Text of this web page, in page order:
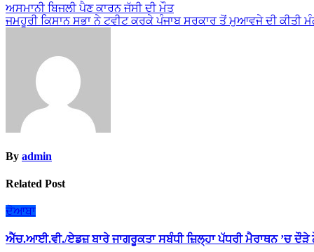
Post
navigation
ਅਸਮਾਨੀ ਬਿਜਲੀ ਪੈਣ ਕਾਰਨ ਜੱਸੀ ਦੀ ਮੌਤ
ਜਮਹੂਰੀ ਕਿਸਾਨ ਸਭਾ ਨੇ ਟਵੀਟ ਕਰਕੇ ਪੰਜਾਬ ਸਰਕਾਰ ਤੋਂ ਮੁਆਵਜੇ ਦੀ ਕੀਤੀ
By admin
Related Post
ਦੋਆਬਾ
ਐੱਚ.ਆਈ.ਵੀ./ਏਡਜ਼ ਬਾਰੇ ਜਾਗਰੂਕਤਾ ਸਬੰਧੀ ਜ਼ਿਲ੍ਹਾ ਪੱਧਰੀ ਮੈਰਾਥਨ ’ਚ ਦੌੜੇ